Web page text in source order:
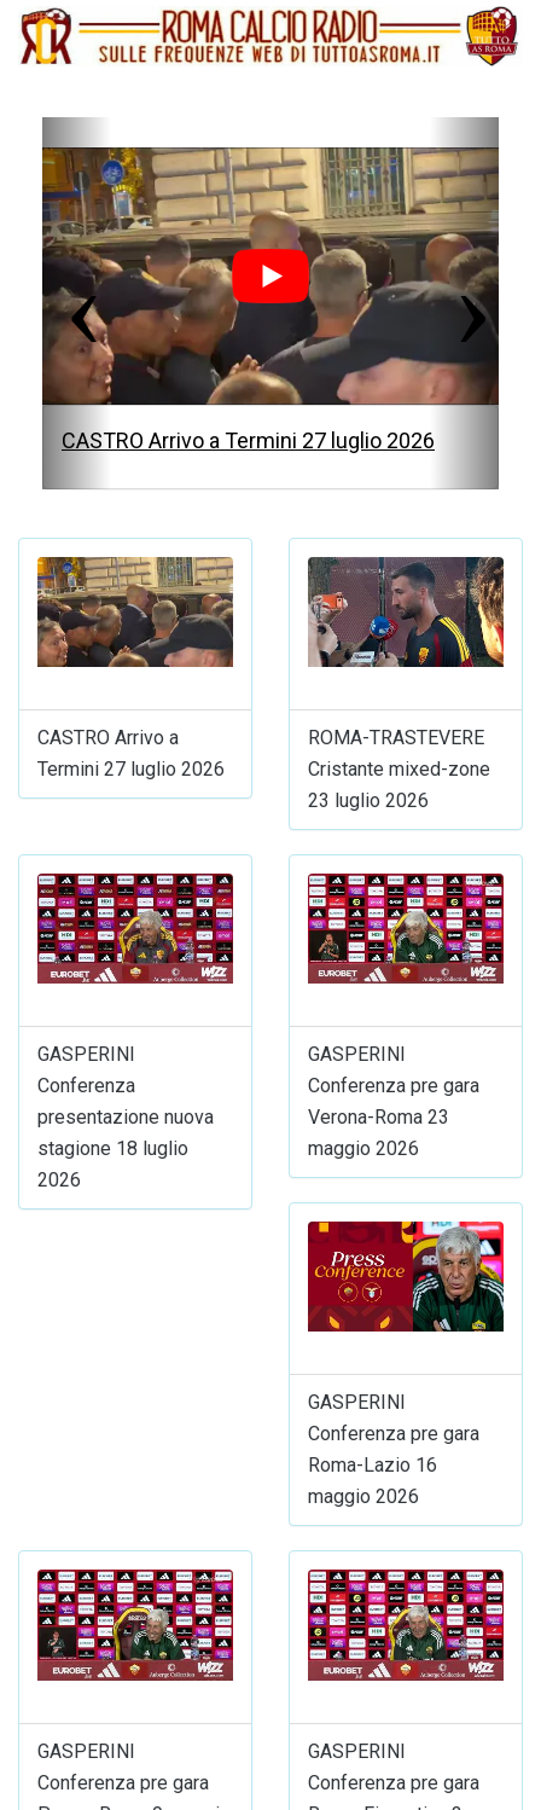
CASTRO Arrivo a Termini 27 luglio 2026
r
e
v
i
o
u
s
e
x
t
CASTRO Arrivo a
Termini 27 luglio 2026
ROMA-TRASTEVERE
Cristante mixed-zone
23 luglio 2026
GASPERINI
Conferenza
presentazione nuova
stagione 18 luglio
2026
GASPERINI
Conferenza pre gara
Verona-Roma 23
maggio 2026
GASPERINI
Conferenza pre gara
Roma-Lazio 16
maggio 2026
GASPERINI
Conferenza pre gara
GASPERINI
Conferenza pre gara